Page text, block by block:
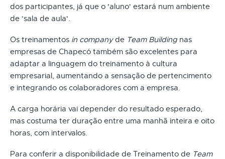
dos participantes, já que o 'aluno' estará num ambiente
de ‘sala de aula'.
Os treinamentos in companyde Team Building nas
empresas de Chapecó também são excelentes para
adaptar a linguagem do treinamento à cultura
empresarial, aumentando a sensação de pertencimento
e integrando os colaboradores com a empresa.
A carga horária vai depender do resultado esperado,
mas costuma ter duração entre uma manhã inteira e oito
horas, com intervalos.
Para conferir a disponibilidade de Treinamento de Team